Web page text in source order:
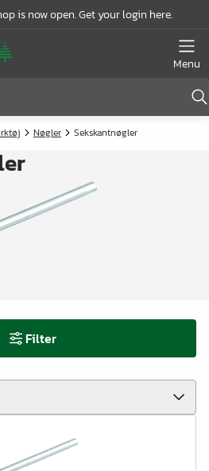
is now open. Get your login here.
Menu
Nøgler Sekskantnøgler
Filter